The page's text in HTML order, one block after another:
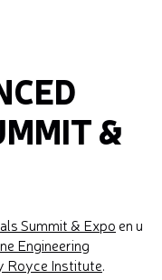
&
Summit & Expo en u
Engineering
Royce Institute.